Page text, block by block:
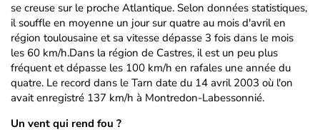
se creuse sur le proche Atlantique. Selon données statistiques,
il souffle en moyenne un jour sur quatre au mois d'avril en
région toulousaine et sa vitesse dépasse 3 fois dans le mois
les 60 km/h.Dans la région de Castres, il est un peu plus
fréquent et dépasse les 100 km/h en rafales une année du
quatre. Le record dans le Tarn date du 14 avril 2003 où l'on
avait enregistré 137 km/h à Montredon-Labessonnié.
Un vent qui rend fou ?